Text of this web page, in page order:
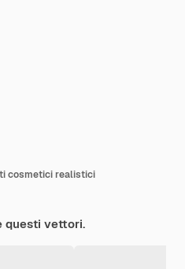
cosmetici realistici
questi vettori.